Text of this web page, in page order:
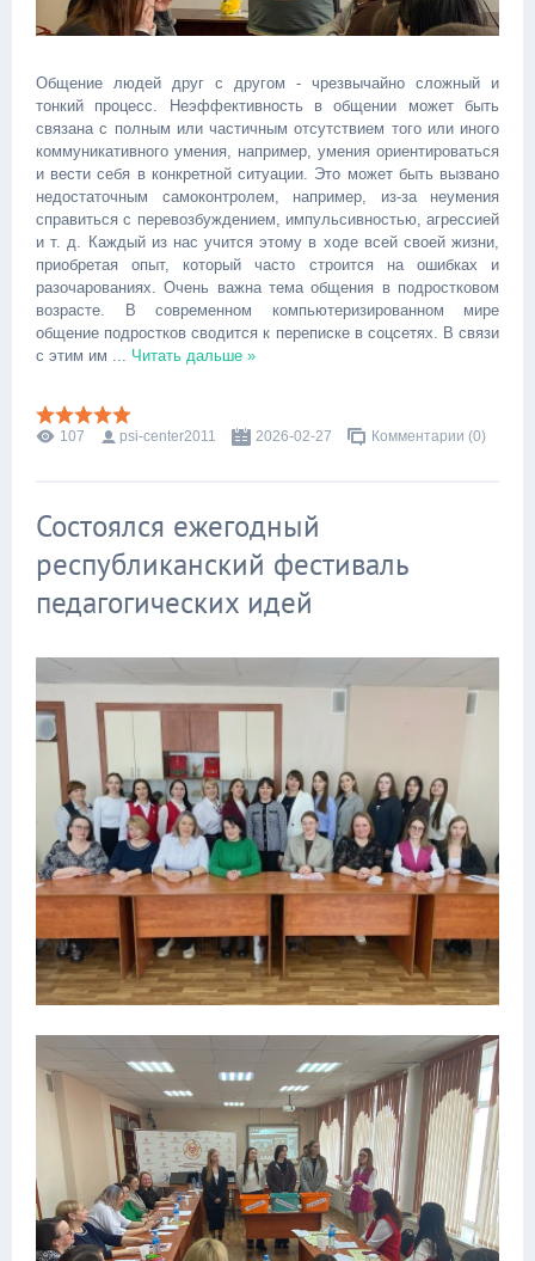
Общение людей друг с другом - чрезвычайно сложный и
тонкий процесс. Неэффективность в общении может быть
связана с полным или частичным отсутствием того или иного
коммуникативного умения, например, умения ориентироваться
и вести себя в конкретной ситуации. Это может быть вызвано
недостаточным самоконтролем, например, из-за неумения
справиться с перевозбуждением, импульсивностью, агрессией
и т. д. Каждый из нас учится этому в ходе всей своей жизни,
приобретая опыт, который часто строится на ошибках и
разочарованиях. Очень важна тема общения в подростковом
возрасте. В современном компьютеризированном мире
общение подростков сводится к переписке в соцсетях. В связи
с этим им ... Читать дальше »
107 psi-center2011 2026-02-27 Комментарии (0)
Состоялся ежегодный
республиканский фестиваль
педагогических идей